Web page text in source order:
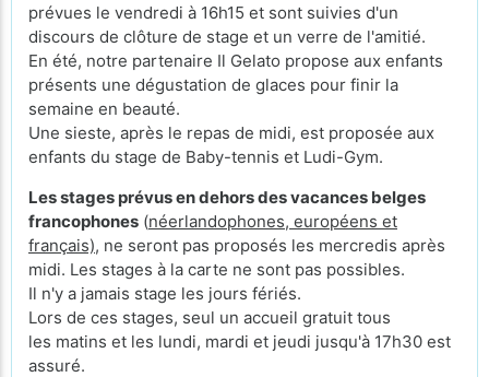
prévues le vendredi à 16h15 et sont suivies d'un
discours de clôture de stage et un verre de l'amitié.
En été, notre partenaire Il Gelato propose aux enfants
présents une dégustation de glaces pour finir la
semaine en beauté.
Une sieste, après le repas de midi, est proposée aux
enfants du stage de Baby-tennis et Ludi-Gym.
Les stages prévus en dehors des vacances belges
francophones (néerlandophones, européens et
français), ne seront pas proposés les mercredis après
midi. Les stages à la carte ne sont pas possibles.
Il n'y a jamais stage les jours fériés.
Lors de ces stages, seul un accueil gratuit tous
les matins et les lundi, mardi et jeudi jusqu'à 17h30 est
assuré.